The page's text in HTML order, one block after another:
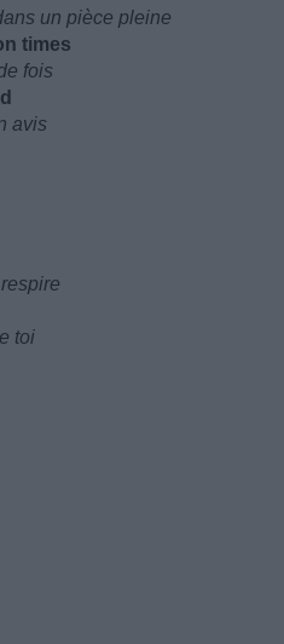
un pièce pleine
times
fois
avis
toi